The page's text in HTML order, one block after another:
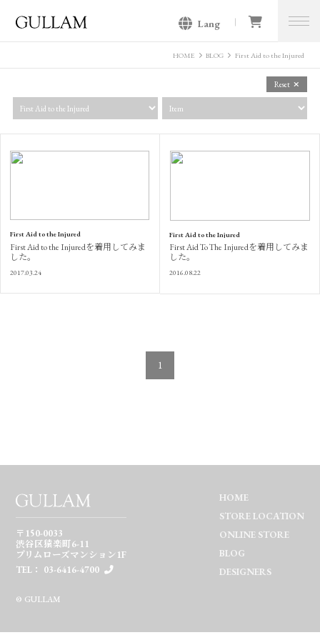
Lang
HOME BLOG First Aid to the Injured
Reset
First Aid to the Injured
First Aid to the Injuredを着用してみま
した。
2017.03.24
First Aid to the Injured
First Aid To The Injuredを着用してみま
した。
2016.08.22
1
〒150-0033
渋谷区猿楽町6-11
プリムローズマンション1F
TEL： 03-6416-4700
HOME
STORE LOCATION
ONLINE STORE
BLOG
DESIGNERS
© GULLAM